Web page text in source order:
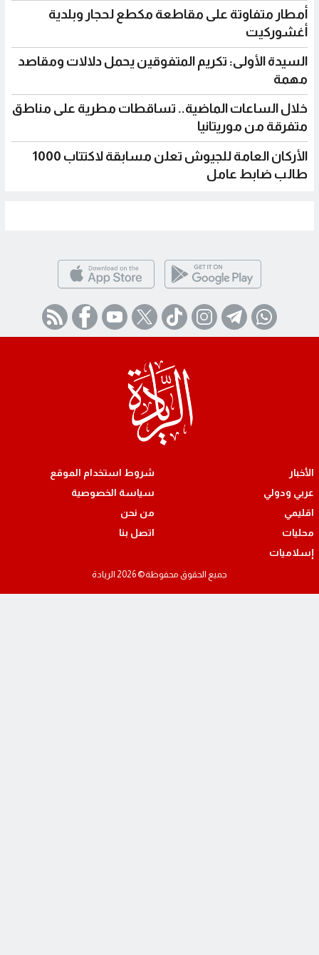
مقاطعة مكطع لحجار وبلدية
المتفوقين يحمل دلالات ومقاصد
تساقطات مطرية على مناطق
الأركان العامة للجيوش تعلن مسابقة لاكتتاب 1000
شروط استخدام الموقع